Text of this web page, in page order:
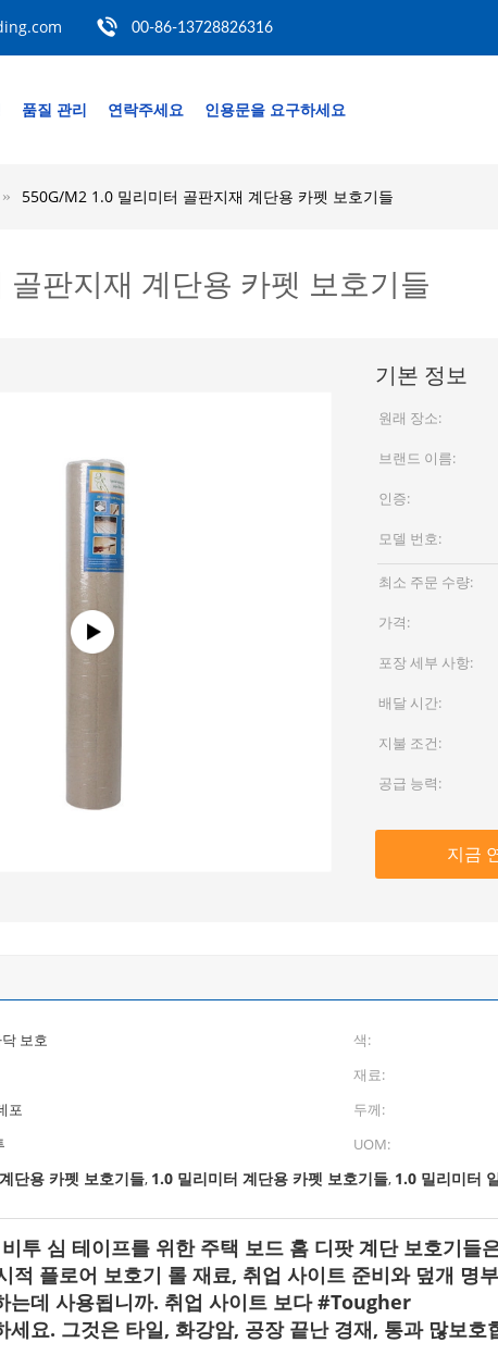
00-86-13728826316
품질 관리 연락주세요 인용문을 요구하세요
550G/M2 1.0 밀리미터 골판지재 계단용 카펫 보호기들
판지재 계단용 카펫 보호기들
기본 정보
원래 장소:
브랜드 이름:
인증:
모델 번호:
최소 주문 수량:
가격:
포장 세부 사항:
배달 시간:
지불 조건:
공급 능력:
지금
보호 색:
재료:
포 두께:
UOM:
단용 카펫 보호기들, 1.0 밀리미터 계단용 카펫 보호기들, 1.0 밀리미터
투 심 테이프를 위한 주택 보드 홈 디팟 계단 보호기들
적 플로어 보호기 롤 재료, 취업 사이트 준비와 덮개 명
는데 사용됩니까. 취업 사이트 보다 #Tougher
요. 그것은 타일, 화강암, 공장 끝난 경재, 통과 많보호